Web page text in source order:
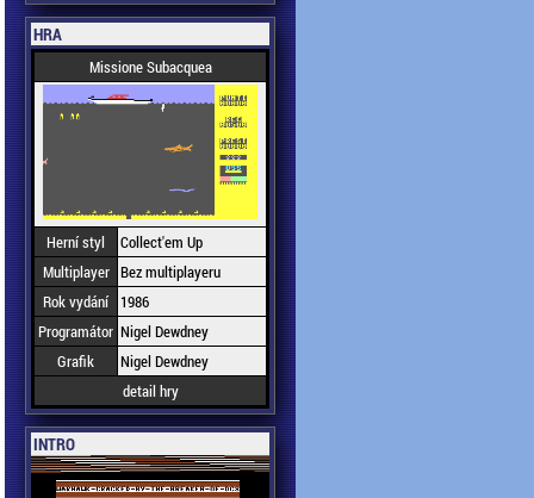
HRA
Missione Subacquea
Herní styl
Collect'em Up
Multiplayer Bez multiplayeru
Rok vydání
1986
Programátor Nigel Dewdney
Grafik
Nigel Dewdney
detail hry
INTRO